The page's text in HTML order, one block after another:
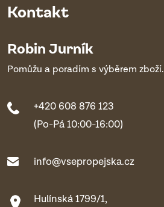
Kontakt
Robin Jurník
Pomůžu a poradím s výběrem zboží.
+420 608 876 123
(Po-Pá 10:00-16:00)
info@vsepropejska.cz
Hulínská 1799/1,